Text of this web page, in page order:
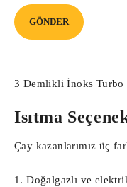
3 Demlikli İnoks Turbo
Isıtma
Çay kazanlarımız üç
Doğalgazlı ve